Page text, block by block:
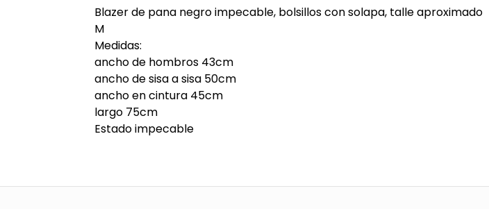
Blazer de pana negro impecable, bolsillos con solapa, talle aproximado
M
Medidas:
ancho de hombros 43cm
ancho de sisa a sisa 50cm
ancho en cintura 45cm
largo 75cm
Estado impecable